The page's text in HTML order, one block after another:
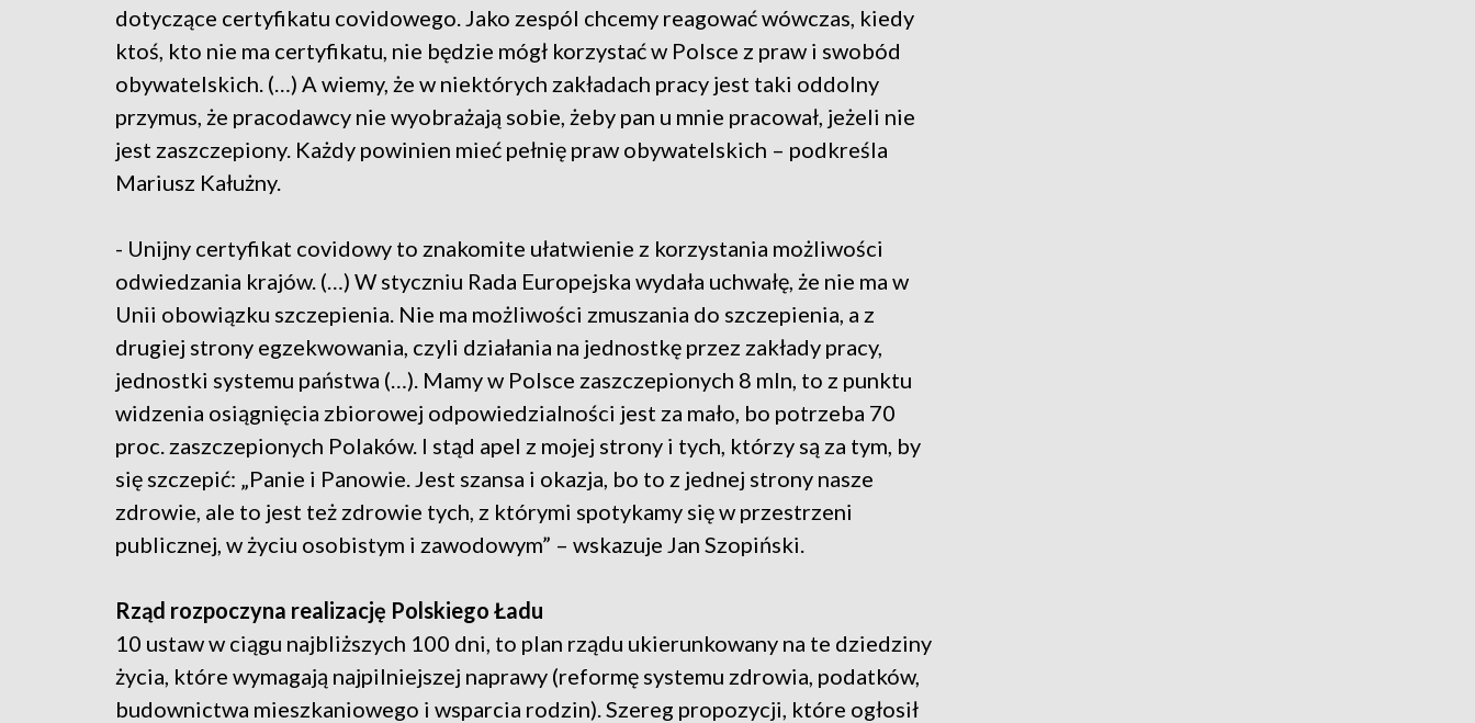
dotyczące certyfikatu covidowego. Jako zespól chcemy reagować wówczas, kiedy
ktoś, kto nie ma certyfikatu, nie będzie mógł korzystać w Polsce z praw i swobód
obywatelskich. (…) A wiemy, że w niektórych zakładach pracy jest taki oddolny
przymus, że pracodawcy nie wyobrażają sobie, żeby pan u mnie pracował, jeżeli nie
jest zaszczepiony. Każdy powinien mieć pełnię praw obywatelskich – podkreśla
Mariusz Kałużny.
- Unijny certyfikat covidowy to znakomite ułatwienie z korzystania możliwości
odwiedzania krajów. (…) W styczniu Rada Europejska wydała uchwałę, że nie ma w
Unii obowiązku szczepienia. Nie ma możliwości zmuszania do szczepienia, a z
drugiej strony egzekwowania, czyli działania na jednostkę przez zakłady pracy,
jednostki systemu państwa (…). Mamy w Polsce zaszczepionych 8 mln, to z punktu
widzenia osiągnięcia zbiorowej odpowiedzialności jest za mało, bo potrzeba 70
proc. zaszczepionych Polaków. I stąd apel z mojej strony i tych, którzy są za tym, by
się szczepić: „Panie i Panowie. Jest szansa i okazja, bo to z jednej strony nasze
zdrowie, ale to jest też zdrowie tych, z którymi spotykamy się w przestrzeni
publicznej, w życiu osobistym i zawodowym” – wskazuje Jan Szopiński.
Rząd rozpoczyna realizację Polskiego Ładu
10 ustaw w ciągu najbliższych 100 dni, to plan rządu ukierunkowany na te dziedziny
życia, które wymagają najpilniejszej naprawy (reformę systemu zdrowia, podatków,
budownictwa mieszkaniowego i wsparcia rodzin). Szereg propozycji, które ogłosił